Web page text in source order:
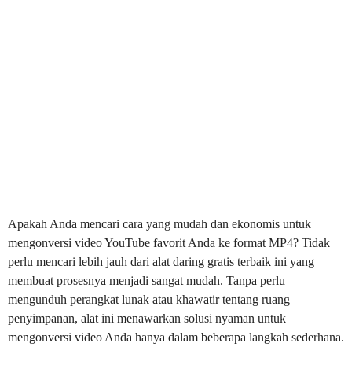
Apakah Anda mencari cara yang mudah dan ekonomis untuk
mengonversi video YouTube favorit Anda ke format MP4? Tidak
perlu mencari lebih jauh dari alat daring gratis terbaik ini yang
membuat prosesnya menjadi sangat mudah. Tanpa perlu
mengunduh perangkat lunak atau khawatir tentang ruang
penyimpanan, alat ini menawarkan solusi nyaman untuk
mengonversi video Anda hanya dalam beberapa langkah sederhana.